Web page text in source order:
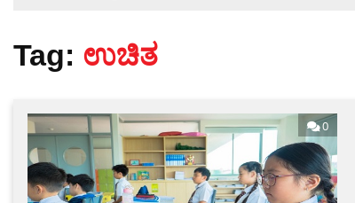
Tag: ಉಚಿತ
0